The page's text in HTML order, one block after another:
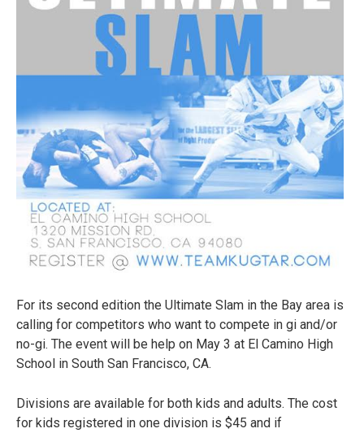
For its second edition the Ultimate Slam in the Bay area is
calling for competitors who want to compete in gi and/or
no-gi. The event will be help on May 3 at El Camino High
School in South San Francisco, CA.
Divisions are available for both kids and adults. The cost
for kids registered in one division is $45 and if